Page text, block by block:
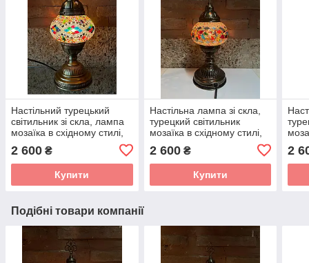
Настільний турецький
світильник зі скла, лампа
мозаїка в східному стилі,
2 600 ₴
Купити
Настільна лампа зі скла,
турецкий світильник
мозаїка в східному стилі,
2 600₴
Купити
2
Подібні товари компанії